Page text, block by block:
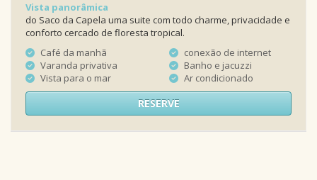
Vista panorâmica
do Saco da Capela uma suite com todo charme, privacidade e
conforto cercado de floresta tropical.
Café da manhã
Varanda privativa
Vista para o mar
conexão de internet
Banho e jacuzzi
Ar condicionado
RESERVE